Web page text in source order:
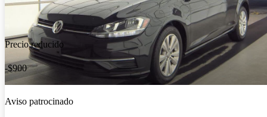
Precio reducido
-$900
Aviso patrocinado